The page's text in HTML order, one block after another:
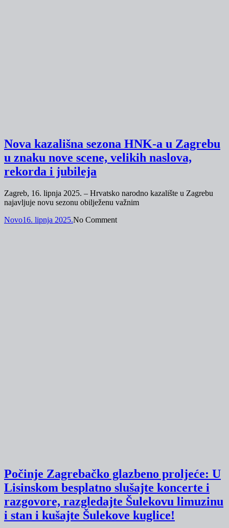
Nova kazališna sezona HNK-a u Zagrebu
u znaku nove scene, velikih naslova,
rekorda i jubileja
Zagreb, 16. lipnja 2025. – Hrvatsko narodno kazalište u Zagrebu
najavljuje novu sezonu obilježenu važnim
Novo16. lipnja 2025.No Comment
Počinje Zagrebačko glazbeno proljeće: U
Lisinskom besplatno slušajte koncerte i
razgovore, razgledajte Šulekovu limuzinu
i stan i kušajte Šulekove kuglice!